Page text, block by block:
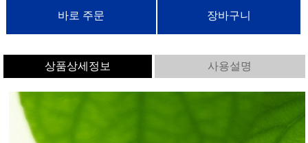
상품상세정보 사용설명